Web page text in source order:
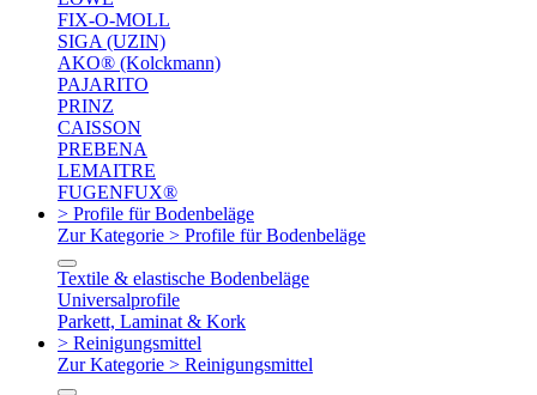
FIX-O-MOLL
SIGA (UZIN)
AKO® (Kolckmann)
PAJARITO
PRINZ
CAISSON
PREBENA
LEMAITRE
FUGENFUX®
> Profile für Bodenbeläge
Zur Kategorie > Profile für Bodenbeläge
Textile & elastische Bodenbeläge
Universalprofile
Parkett, Laminat & Kork
> Reinigungsmittel
Zur Kategorie > Reinigungsmittel